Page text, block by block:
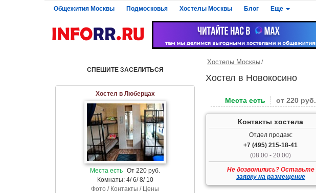
Общежития Москвы Подмосковья Хостелы Москвы Блог Еще
СПЕШИТЕ ЗАСЕЛИТЬСЯ
Хостел в Люберцах
Места есть От 220 руб.
Комнаты: 4/ 6/ 8/ 10
Фото / Контакты / Цены
Хостелы Москвы
Хостел в Новокосино
Места есть от 220 руб.
Контакты хостела
Отдел продаж:
+7 (495) 215-18-41
(08:00 - 20:00)
Не дозвонились? Оставьте
заявку на размещение